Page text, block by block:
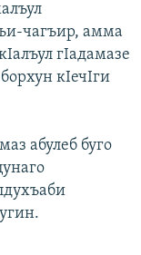
чагъир, амма
гIадамазе
кIечIги
абулеб буго